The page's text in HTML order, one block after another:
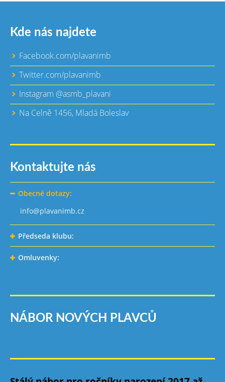
Kde nás najdete
Facebook.com/plavanimb
Twitter.com/plavanimb
Instagram @asmb_plavani
Na Celně 1456, Mladá Boleslav
Kontaktujte nás
Obecné dotazy:
info@plavanimb.cz
Předseda klubu:
Omluvenky:
NÁBOR NOVÝCH PLAVCŮ